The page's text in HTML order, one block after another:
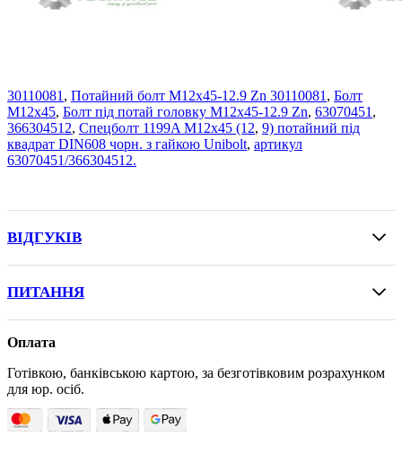
30110081 , Потайний болт M12x45-12.9 Zn 30110081 , Болт
M12x45, Болт під потай головку M12x45-12.9 Zn, 63070451 ,
366304512, Спецболт 1199A М12х45 (12, 9) потайний під
квадрат DIN608 чорн. з гайкою Unibolt, артикул
63070451/366304512.
ВІДГУКІВ
ПИТАННЯ
Оплата
Готівкою, банківською картою, за безготівковим розрахунком
для юр. осіб.